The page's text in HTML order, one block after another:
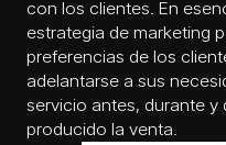
con los clientes. En
estrategia de marketing
preferencias de los
adelantarse a sus
servicio antes, durante y
producido la venta.